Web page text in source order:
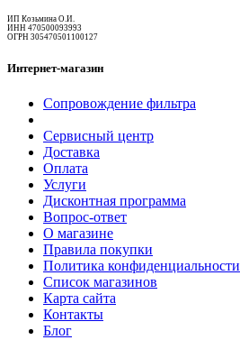
ИП Козьмина О.И.
ИНН 470500093993
ОГРН 305470501100127
Интернет-магазин
Сопровождение фильтра
Сервисный центр
Доставка
Оплата
Услуги
Дисконтная программа
Вопрос-ответ
О магазине
Правила покупки
Политика конфиденциальности
Список магазинов
Карта сайта
Контакты
Блог